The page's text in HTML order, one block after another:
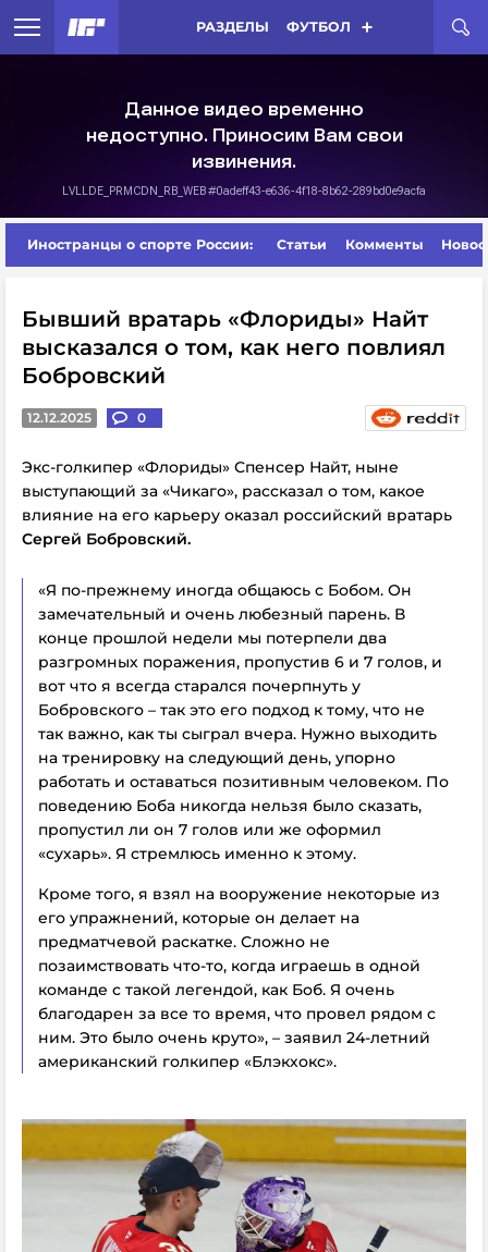
РАЗДЕЛЫ ФУТБОЛ
Иностранцы о спорте России: Статьи Комменты
Бывший вратарь «Флориды» Найт
высказался о том, как него повлиял
Бобровский
12.12.2025 0
Экс-голкипер «Флориды» Спенсер Найт, ныне
выступающий за «Чикаго», рассказал о том, какое
влияние на его карьеру оказал российский вратарь
Сергей Бобровский.
«Я по-прежнему иногда общаюсь с Бобом. Он
замечательный и очень любезный парень. В
конце прошлой недели мы потерпели два
разгромных поражения, пропустив 6 и 7 голов, и
вот что я всегда старался почерпнуть у
Бобровского – так это его подход к тому, что не
так важно, как ты сыграл вчера. Нужно выходить
на тренировку на следующий день, упорно
работать и оставаться позитивным человеком. По
поведению Боба никогда нельзя было сказать,
пропустил ли он 7 голов или же оформил
«сухарь». Я стремлюсь именно к этому.
Кроме того, я взял на вооружение некоторые из
его упражнений, которые он делает на
предматчевой раскатке. Сложно не
позаимствовать что-то, когда играешь в одной
команде с такой легендой, как Боб. Я очень
благодарен за все то время, что провел рядом с
ним. Это было очень круто», – заявил 24-летний
американский голкипер «Блэкхокс».